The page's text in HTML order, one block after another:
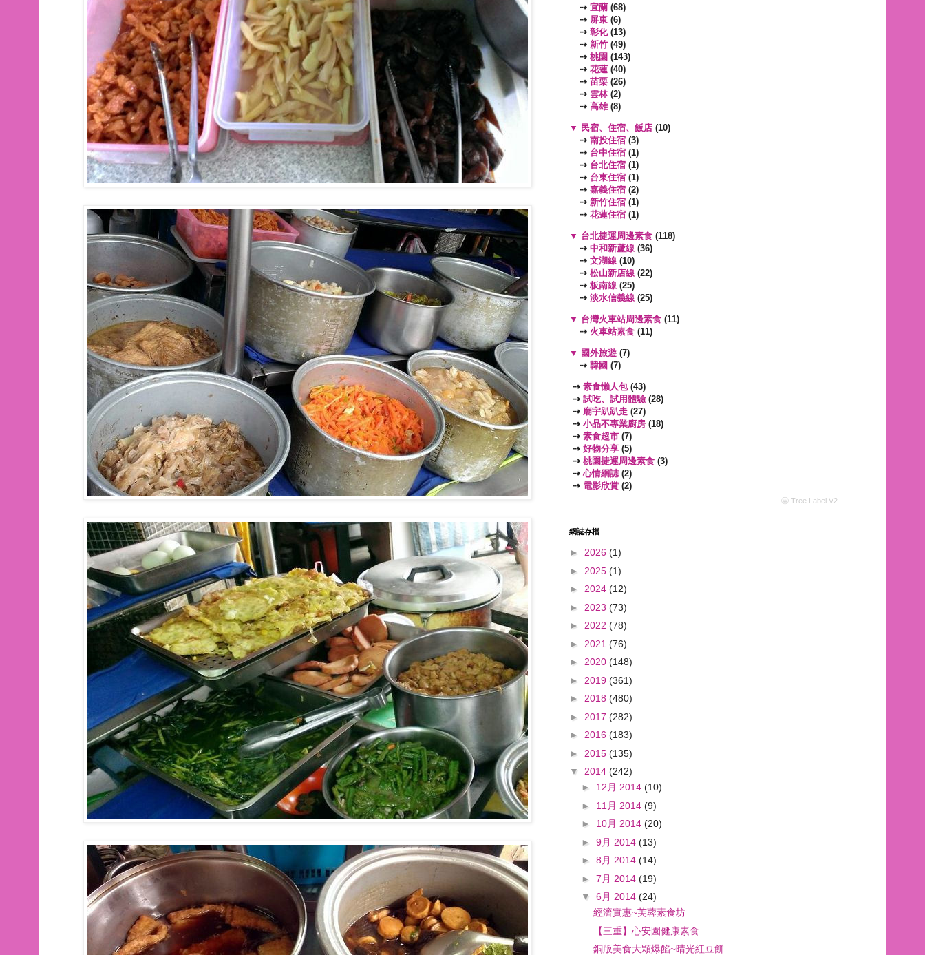
⇢ 宜蘭 (68)
⇢ 屏東 (6)
⇢ 彰化(13)
⇢ 新竹 (49)
⇢ 桃園 (143)
⇢ 花蓮 (40)
⇢ 苗栗 (26)
⇢ 雲林(2)
⇢ 高雄(8)
▼ 民宿、住宿、飯店 (10)
⇢ 南投住宿 (3)
⇢ 台中住宿 (1)
⇢ 台北住宿 (1)
⇢ 台東住宿 (1)
⇢ 嘉義住宿 (2)
⇢ 新竹住宿 (1)
⇢ 花蓮住宿 (1)
▼ 台北捷運周邊素食 (118)
⇢ 中和新蘆線 (36)
⇢ 文湖線 (10)
⇢ 松山新店線 (22)
⇢ 板南線 (25)
⇢ 淡水信義線 (25)
▼ 台灣火車站周邊素食 (11)
⇢ 火車站素食 (11)
▼ 國外旅遊 (7)
⇢ 韓國 (7)
⇢ 素食懶人包(43)
⇢ 試吃、試用體驗(28)
⇢ 廟宇趴趴走 (27)
⇢ 小品不專業廚房 (18)
⇢ 素食超市 (7)
⇢ 好物分享 (5)
⇢ 桃園捷運周邊素食 (3)
⇢心情網誌 (2)
⇢ 電影欣賞 (2)
ⓦ Tree Label V2
網誌存檔
► 2026 (1)
► 2025 (1)
► 2024 (12)
► 2023 (73)
► 2022 (78)
► 2021 (76)
► 2020 (148)
► 2019 (361)
► 2018 (480)
► 2017 (282)
► 2016 (183)
► 2015 (135)
▼ 2014 (242)
► 12月 2014 (10)
► 11月 2014 (9)
► 10月 2014 (20)
► 9月 2014 (13)
► 8月 2014 (14)
► 7月 2014 (19)
▼ 6月 2014 (24)
經濟實惠~芙蓉素食坊
【三重】心安園健康素食
銅版美食大顆爆餡~晴光紅豆餅